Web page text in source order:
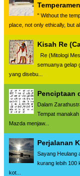
Temperamen
" Without the
place, not only ethically, but
Kisah Re
Re (Mitologi
semuanya gelap
yang disebu...
Penciptaan
Dalam
Tempat
Mazda menjaw...
Perjalanan
Sayang Heulang
kurang lebih 100
kot...